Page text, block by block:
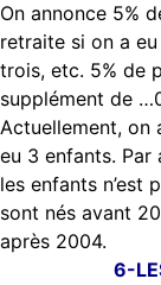
On annonce 5%
retraite si on a
trois, etc. 5% de
supplément de
Actuellement, on
eu 3 enfants. Par
les enfants n’est
sont nés avant
après 2004.
6-